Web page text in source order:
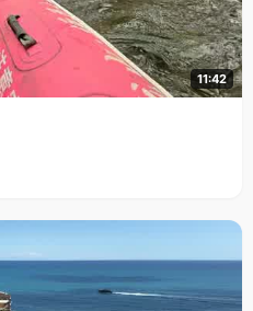
11:42